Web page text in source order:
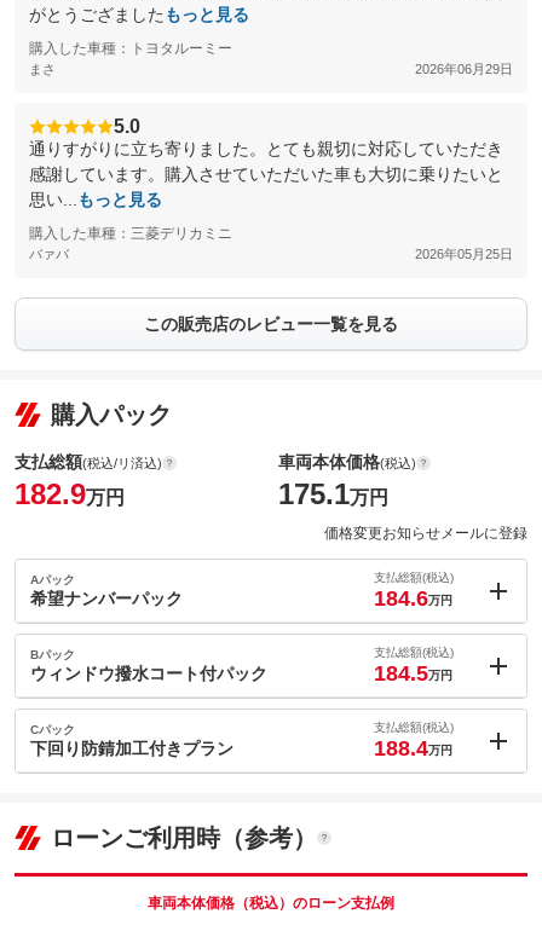
がとうござました もっと見る
購入した車種：トヨタルーミー
まさ 2026年06月29日
5.0
通りすがりに立ち寄りました。とても親切に対応していただき
感謝しています。購入させていただいた車も大切に乗りたいと
思い...
もっと見る
購入した車種：三菱デリカミニ
バァバ 2026年05月25日
この販売店のレビュー一覧を見る
購入パック
支払総額(税込/リ済込)
182.9万円
車両本体価格(税込)
175.1万円
価格変更お知らせメールに登録
Aパック
希望ナンバーパック
支払総額(税込)
184.6万円
内：オプシ
ョン価格
(税込)
車両本体価
175.1万円
Bパック
ウィンドウ撥水コート付パック
支払総額(税込)
184.5万円
内：オプシ
ョン価格
(税込)
車両本体価
パック内容
Cパック
下回り防錆加工付きプラン
支払総額(税込)
188.4万円
車両本体価
175.1
ローンご利用時（参考）
車両本体価格（税込）のローン支払例